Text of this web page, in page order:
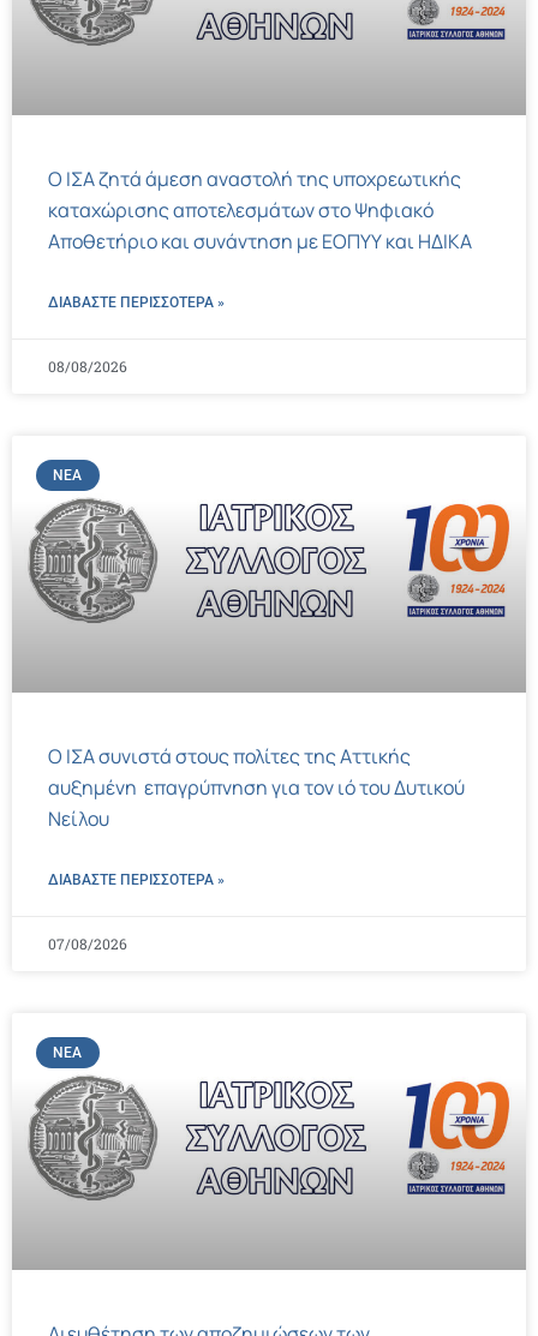
Ο ΙΣΑ ζητά άμεση αναστολή της υποχρεωτικής
καταχώρισης αποτελεσμάτων στο Ψηφιακό
Αποθετήριο και συνάντηση με ΕΟΠΥΥ και ΗΔΙΚΑ
ΔΙΑΒΑΣΤΕ ΠΕΡΙΣΣΌΤΕΡΑ »
08/08/2026
ΝΈΑ
Ο ΙΣΑ συνιστά στους πολίτες της Αττικής
αυξημένη επαγρύπνηση για τον ιό του Δυτικού
Νείλου
ΔΙΑΒΑΣΤΕ ΠΕΡΙΣΣΌΤΕΡΑ »
07/08/2026
ΝΈΑ